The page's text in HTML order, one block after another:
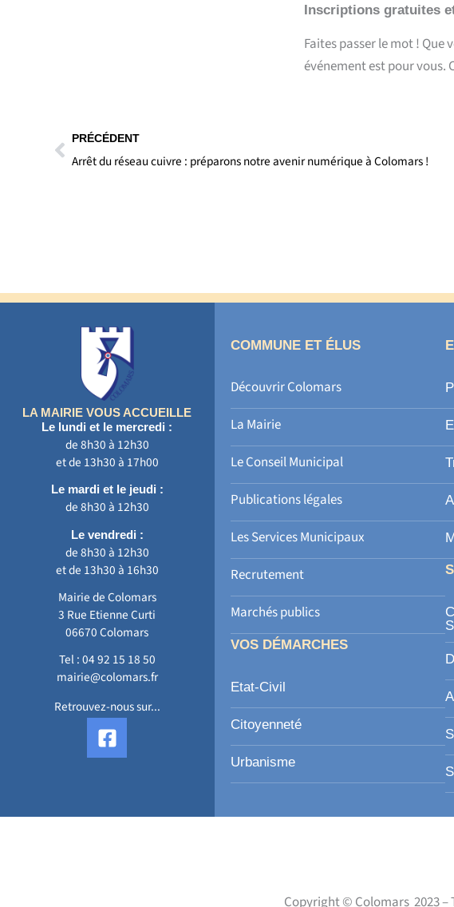
Inscriptions gratuites
Faites passer le mot ! Que
événement est pour vous.
Précédent
PRÉCÉDENT
Arrêt du réseau cuivre : préparons notre avenir numérique à Colomars !
LA MAIRIE VOUS ACCUEILLE
Le lundi et le mercredi :
de 8h30 à 12h30
et de 13h30 à 17h00
Le mardi et le jeudi :
de 8h30 à 12h30
Le vendredi :
de 8h30 à 12h30
et de 13h30 à 16h30
Mairie de Colomars
3 Rue Etienne Curti
06670 Colomars
Tel :04 92 15 18 50
mairie@colomars.fr
Retrouvez-nous sur...
F
a
c
o
COMMUNE ET ÉLUS
Découvrir Colomars
La Mairie
Le Conseil Municipal
Publications légales
Les Services Municipaux
Recrutement
Marchés publics
VOS DÉMARCHES
Etat-Civil
Citoyenneté
Urbanisme
Copyright © Colomars 2023 –